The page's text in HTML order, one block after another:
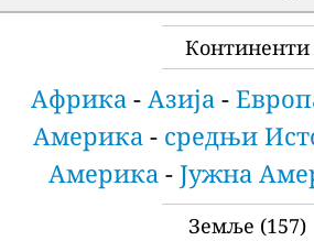
Континенти
Африка - Азија -
Америка- средњи
Америка- Јужна
Земље (157)